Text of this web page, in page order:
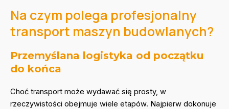
Na czym polega profesjonalny
transport maszyn budowlanych?
Przemyślana logistyka od początku
do końca
Choć transport może wydawać się prosty, w
rzeczywistości obejmuje wiele etapów. Najpierw dokonuje